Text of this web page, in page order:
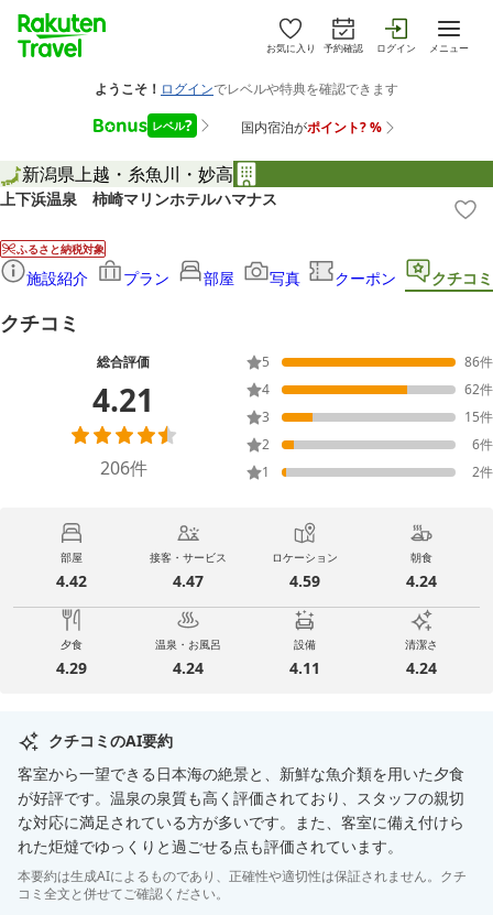
お気に入り 予約確認 ログイン メニュー
新潟県上越・糸魚川・妙高
上下浜温泉 柿崎マリンホテルハマナス
ふるさと納税対象
施設紹介 プラン 部屋 写真 クーポン クチコミ
クチコミ
総合評価
4.21
206件
5 86件
4
62件
3
15件
2
6件
1
2件
部屋
4.42
接客・サービス
4.47
ロケーション
4.59
朝食
4.24
夕食
4.29
温泉・お風呂
4.24
設備
4.11
清潔さ
4.24
クチコミのAI要約
客室から一望できる日本海の絶景と、新鮮な魚介類を用いた夕食
が好評です。温泉の泉質も高く評価されており、スタッフの親切
な対応に満足されている方が多いです。また、客室に備え付けら
れた炬燵でゆっくりと過ごせる点も評価されています。
本要約は生成AIによるものであり、正確性や適切性は保証されません。クチ
コミ全文と併せてご確認ください。